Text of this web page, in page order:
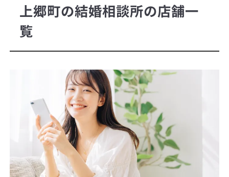
上郷町の結婚相談所の店舗一
覧